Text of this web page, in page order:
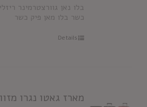
בלו נאן גוורצטרמינר
כשר בלו מאן פיק כשר
Details
מארז גאטו נגרו